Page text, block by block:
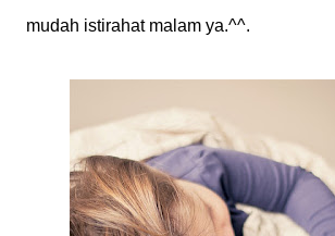
mudah istirahat malam ya.^^.